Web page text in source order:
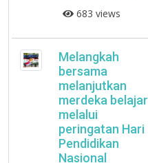
683 views
Melangkah
bersama
melanjutkan
merdeka belajar
melalui
peringatan Hari
Pendidikan
Nasional